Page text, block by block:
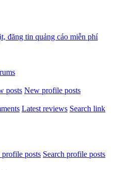
posts New profile posts
Latest reviews Search link
posts Search profile posts